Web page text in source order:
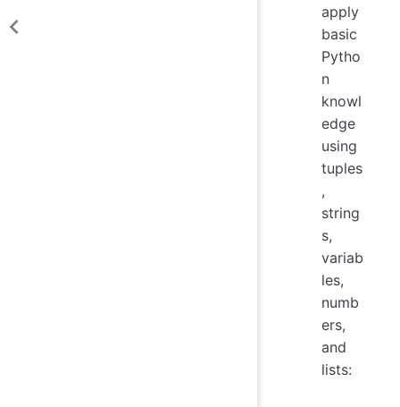
apply
basic
Pytho
n
knowl
edge
using
tuples
,
string
s,
variab
les,
numb
ers,
and
lists: